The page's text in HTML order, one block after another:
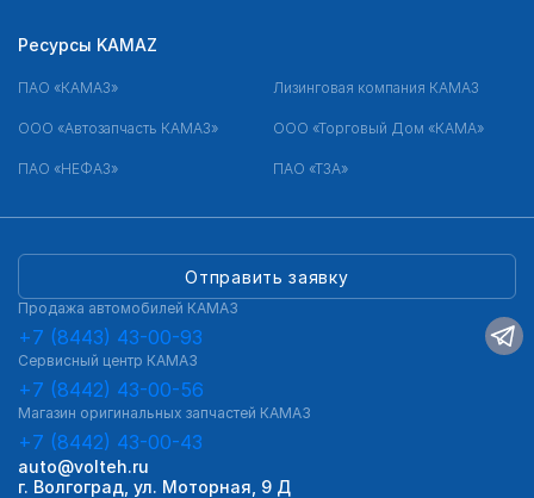
Отправить заявку
Продажа автомобилей КАМАЗ
+7 (8443) 43-00-93
Сервисный центр КАМАЗ
+7 (8442) 43-00-56
Магазин оригинальных запчастей КАМАЗ
+7 (8442) 43-00-43
auto@volteh.ru
г. Волгоград, ул. Моторная, 9 Д
Ресурсы KAMAZ
ПАО «КАМАЗ» Лизинговая компания КАМАЗ
ООО «Автозапчасть КАМАЗ» ООО «Торговый Дом «КАМА»
ПАО «НЕФАЗ» ПАО «ТЗА»